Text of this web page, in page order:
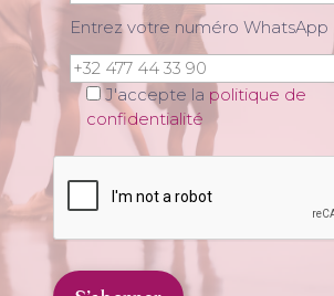
Entrez votre numéro WhatsApp
J'accepte la politique de
confidentialité